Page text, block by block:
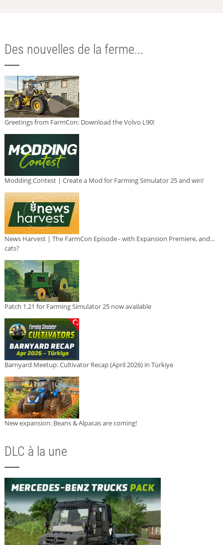
Des nouvelles de la ferme...
Greetings from FarmCon: Download the Volvo L90!
Modding Contest | Create a Mod for Farming Simulator 25 and win!
News Harvest | The FarmCon Episode - with Expansion Premiere, and...
cats?
Patch 1.21 for Farming Simulator 25 now available
Barnyard Meetup: Cultivator Recap (April 2026) in Türkiye
New expansion: Beans & Alpacas are coming!
DLC à la une